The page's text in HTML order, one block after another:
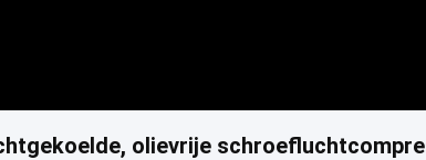
olievrije